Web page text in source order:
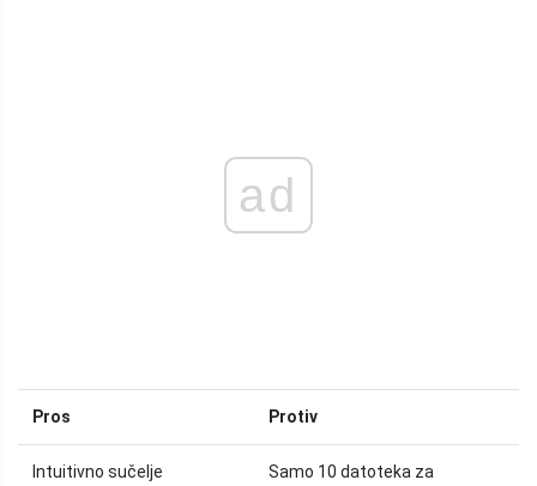
ad
Pros Protiv
Intuitivno sučelje
Samo 10 datoteka za